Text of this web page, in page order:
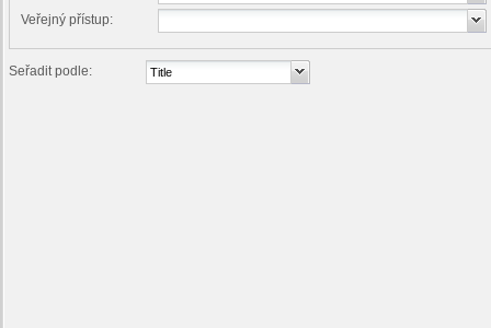
Veřejný přístup:
Seřadit podle: